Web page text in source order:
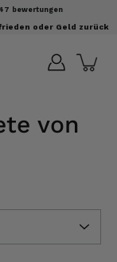
bewertungen
oder Geld zurück
von